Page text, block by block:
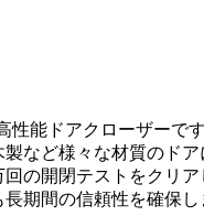
性能ドアクローザーで
など様々な材質のドア
の開閉テストをクリア
期間の信頼性を確保し